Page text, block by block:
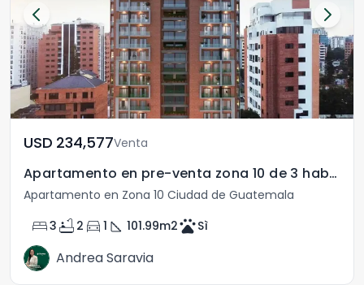
USD	234,577Venta
Apartamento en pre-venta zona 10 de 3 habitaciones
Apartamento en Zona 10 Ciudad de Guatemala
bed3 bathtub 2 directions_car 1 square_foot 101.99m2petsSì
Andrea Saravia